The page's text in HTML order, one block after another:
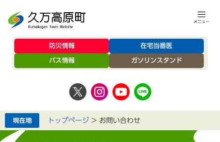
防災情報 在宅当番医
バス情報 ガソリンスタンド
トップページ > お問い合わせ